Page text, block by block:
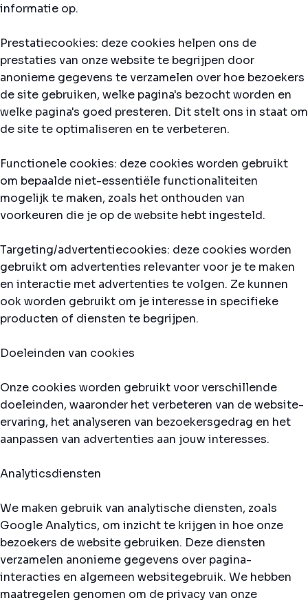
informatie op.
Prestatiecookies: deze cookies helpen ons de
prestaties van onze website te begrijpen door
anonieme gegevens te verzamelen over hoe bezoekers
de site gebruiken, welke pagina's bezocht worden en
welke pagina's goed presteren. Dit stelt ons in staat om
de site te optimaliseren en te verbeteren.
Functionele cookies: deze cookies worden gebruikt
om bepaalde niet-essentiële functionaliteiten
mogelijk te maken, zoals het onthouden van
voorkeuren die je op de website hebt ingesteld.
Targeting/advertentiecookies: deze cookies worden
gebruikt om advertenties relevanter voor je te maken
en interactie met advertenties te volgen. Ze kunnen
ook worden gebruikt om je interesse in specifieke
producten of diensten te begrijpen.
Doeleinden van cookies
Onze cookies worden gebruikt voor verschillende
doeleinden, waaronder het verbeteren van de website-
ervaring, het analyseren van bezoekersgedrag en het
aanpassen van advertenties aan jouw interesses.
Analyticsdiensten
We maken gebruik van analytische diensten, zoals
Google Analytics, om inzicht te krijgen in hoe onze
bezoekers de website gebruiken. Deze diensten
verzamelen anonieme gegevens over pagina-
interacties en algemeen websitegebruik. We hebben
maatregelen genomen om de privacy van onze